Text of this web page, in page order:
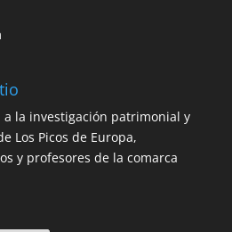
a la investigación patrimonial y
Los Picos de Europa,
y profesores de la comarca